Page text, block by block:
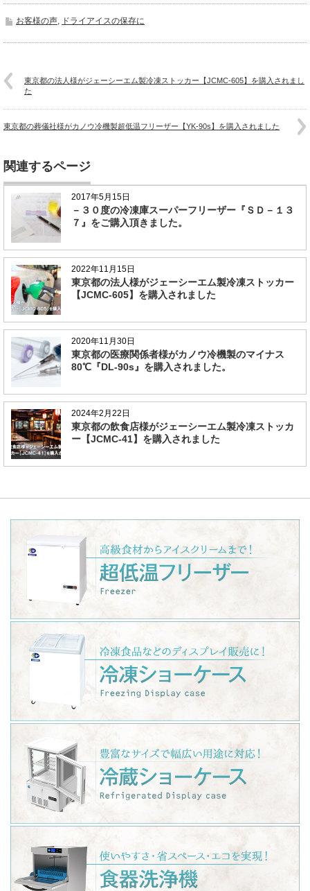
お客様の声, ドライアイスの保存に
東京都の法人様がジェーシーエム製冷凍ストッカー【JCMC-605】を購入されまし
た
東京都の葬儀社様がカノウ冷機製超低温フリーザー【YK-90s】を購入されました
関連するページ
2017年5月15日
－３０度の冷凍庫スーパーフリーザー『ＳＤ－１３
７』をご購入頂きました。
2022年11月15日
東京都の法人様がジェーシーエム製冷凍ストッカー
【JCMC-605】を購入されました
2020年11月30日
東京都の医療関係者様がカノウ冷機製のマイナス
80℃『DL-90s』を購入されました。
2024年2月22日
東京都の飲食店様がジェーシーエム製冷凍ストッカ
ー【JCMC-41】を購入されました